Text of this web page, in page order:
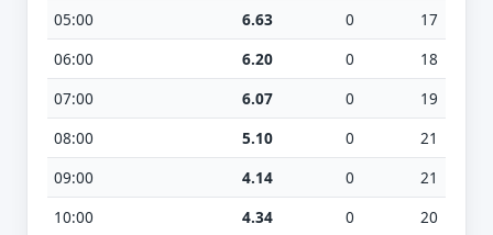
05:00
6.63 0
17
06:00
6.20 0
18
07:00
6.07 0
19
08:00
5.10 0
21
09:00
4.14 0
21
10:00
4.34 0
20